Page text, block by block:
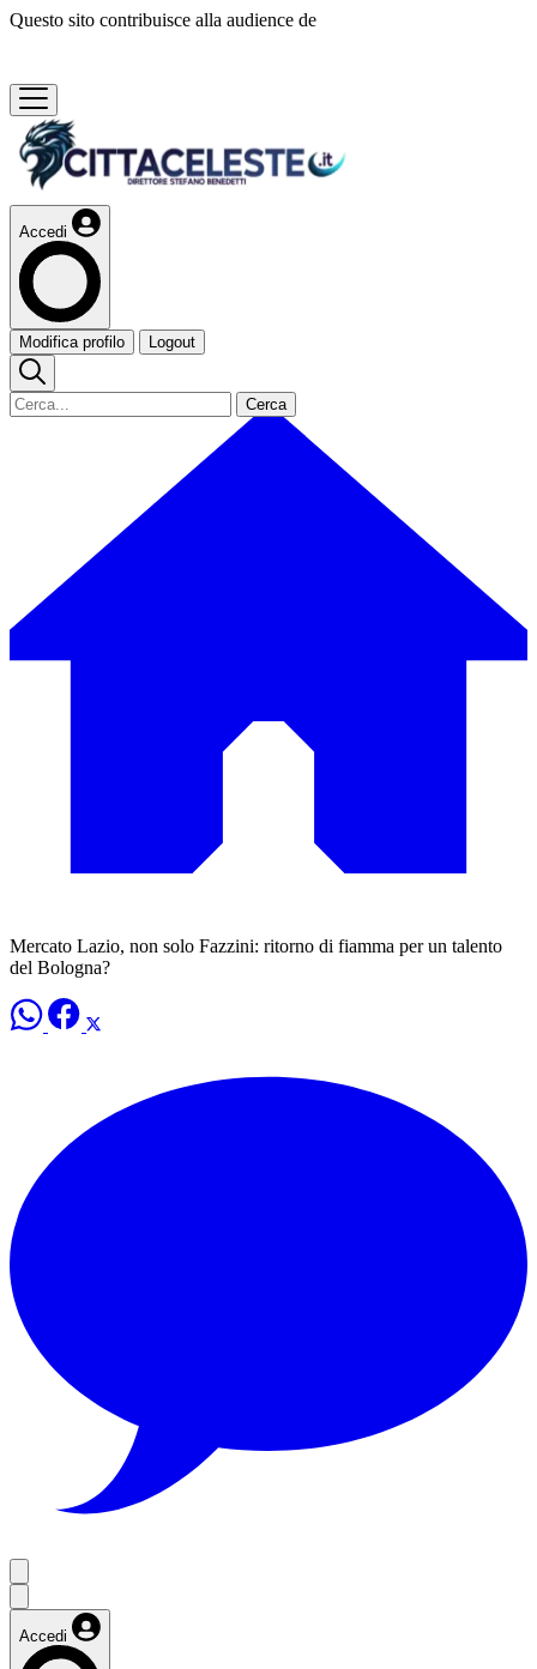
Questo sito contribuisce alla audience de
Accedi
Modifica profilo Logout
Cerca
Mercato Lazio, non solo Fazzini: ritorno di fiamma per un talento
del Bologna?
Accedi